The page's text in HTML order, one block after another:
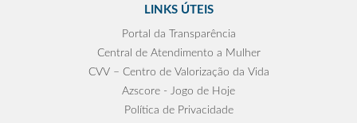
LINKS ÚTEIS
Portal da Transparência
Central de Atendimento a Mulher
CVV – Centro de Valorização da Vida
Azscore - Jogo de Hoje
Política de Privacidade